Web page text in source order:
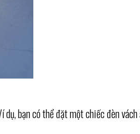
bạn có thể đặt một chiếc đèn